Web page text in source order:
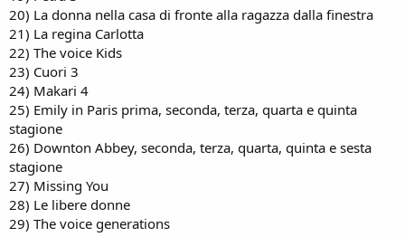
20) La donna nella casa di fronte alla ragazza dalla finestra
21) La regina Carlotta
22) The voice Kids
23) Cuori 3
24) Makari 4
25) Emily in Paris prima, seconda, terza, quarta e quinta
stagione
26) Downton Abbey, seconda, terza, quarta, quinta e sesta
stagione
27) Missing You
28) Le libere donne
29) The voice generations